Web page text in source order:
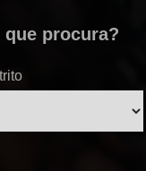
que procura?